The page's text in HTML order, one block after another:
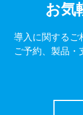
お気
導入に関するご
ご予約、製品・